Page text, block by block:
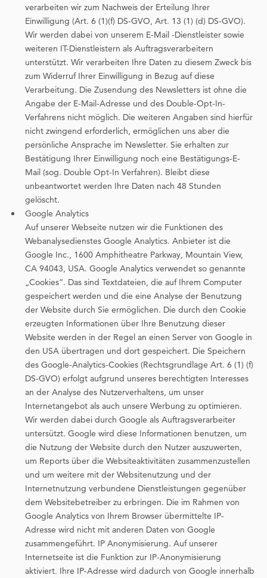
verarbeiten wir zum Nachweis der Erteilung Ihrer
Einwilligung (Art. 6 (1)(f) DS-GVO, Art. 13 (1) (d) DS-GVO).
Wir werden dabei von unserem E-Mail -Dienstleister sowie
weiteren IT-Dienstleistern als Auftragsverarbeitern
unterstützt. Wir verarbeiten Ihre Daten zu diesem Zweck bis
zum Widerruf Ihrer Einwilligung in Bezug auf diese
Verarbeitung. Die Zusendung des Newsletters ist ohne die
Angabe der E-Mail-Adresse und des Double-Opt-In-
Verfahrens nicht möglich. Die weiteren Angaben sind hierfür
nicht zwingend erforderlich, ermöglichen uns aber die
persönliche Ansprache im Newsletter. Sie erhalten zur
Bestätigung Ihrer Einwilligung noch eine Bestätigungs-E-
Mail (sog. Double Opt-In Verfahren). Bleibt diese
unbeantwortet werden Ihre Daten nach 48 Stunden
gelöscht.
Google Analytics
Auf unserer Webseite nutzen wir die Funktionen des
Webanalysedienstes Google Analytics. Anbieter ist die
Google Inc., 1600 Amphitheatre Parkway, Mountain View,
CA 94043, USA. Google Analytics verwendet so genannte
„Cookies“. Das sind Textdateien, die auf Ihrem Computer
gespeichert werden und die eine Analyse der Benutzung
der Website durch Sie ermöglichen. Die durch den Cookie
erzeugten Informationen über Ihre Benutzung dieser
Website werden in der Regel an einen Server von Google in
den USA übertragen und dort gespeichert. Die Speichern
des Google-Analytics-Cookies (Rechtsgrundlage Art. 6 (1) (f)
DS-GVO) erfolgt aufgrund unseres berechtigten Interesses
an der Analyse des Nutzerverhaltens, um unser
Internetangebot als auch unsere Werbung zu optimieren.
Wir werden dabei durch Google als Auftragsverarbeiter
untersützt. Google wird diese Informationen benutzen, um
die Nutzung der Website durch den Nutzer auszuwerten,
um Reports über die Websiteaktivitäten zusammenzustellen
und um weitere mit der Websitenutzung und der
Internetnutzung verbundene Dienstleistungen gegenüber
dem Websitebetreiber zu erbringen. Die im Rahmen von
Google Analytics von Ihrem Browser übermittelte IP-
Adresse wird nicht mit anderen Daten von Google
zusammengeführt. IP Anonymisierung. Auf unserer
Internetseite ist die Funktion zur IP-Anonymisierung
aktiviert. Ihre IP-Adresse wird dadurch von Google innerhalb